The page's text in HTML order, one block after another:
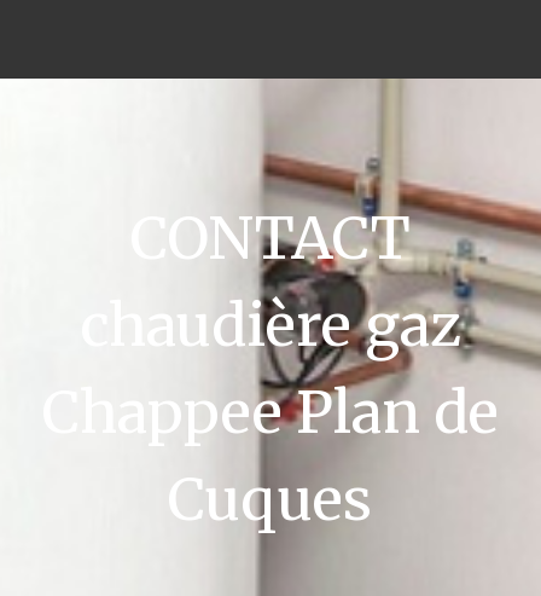
CONTACT
chaudière gaz
Chappee Plan de
Cuques